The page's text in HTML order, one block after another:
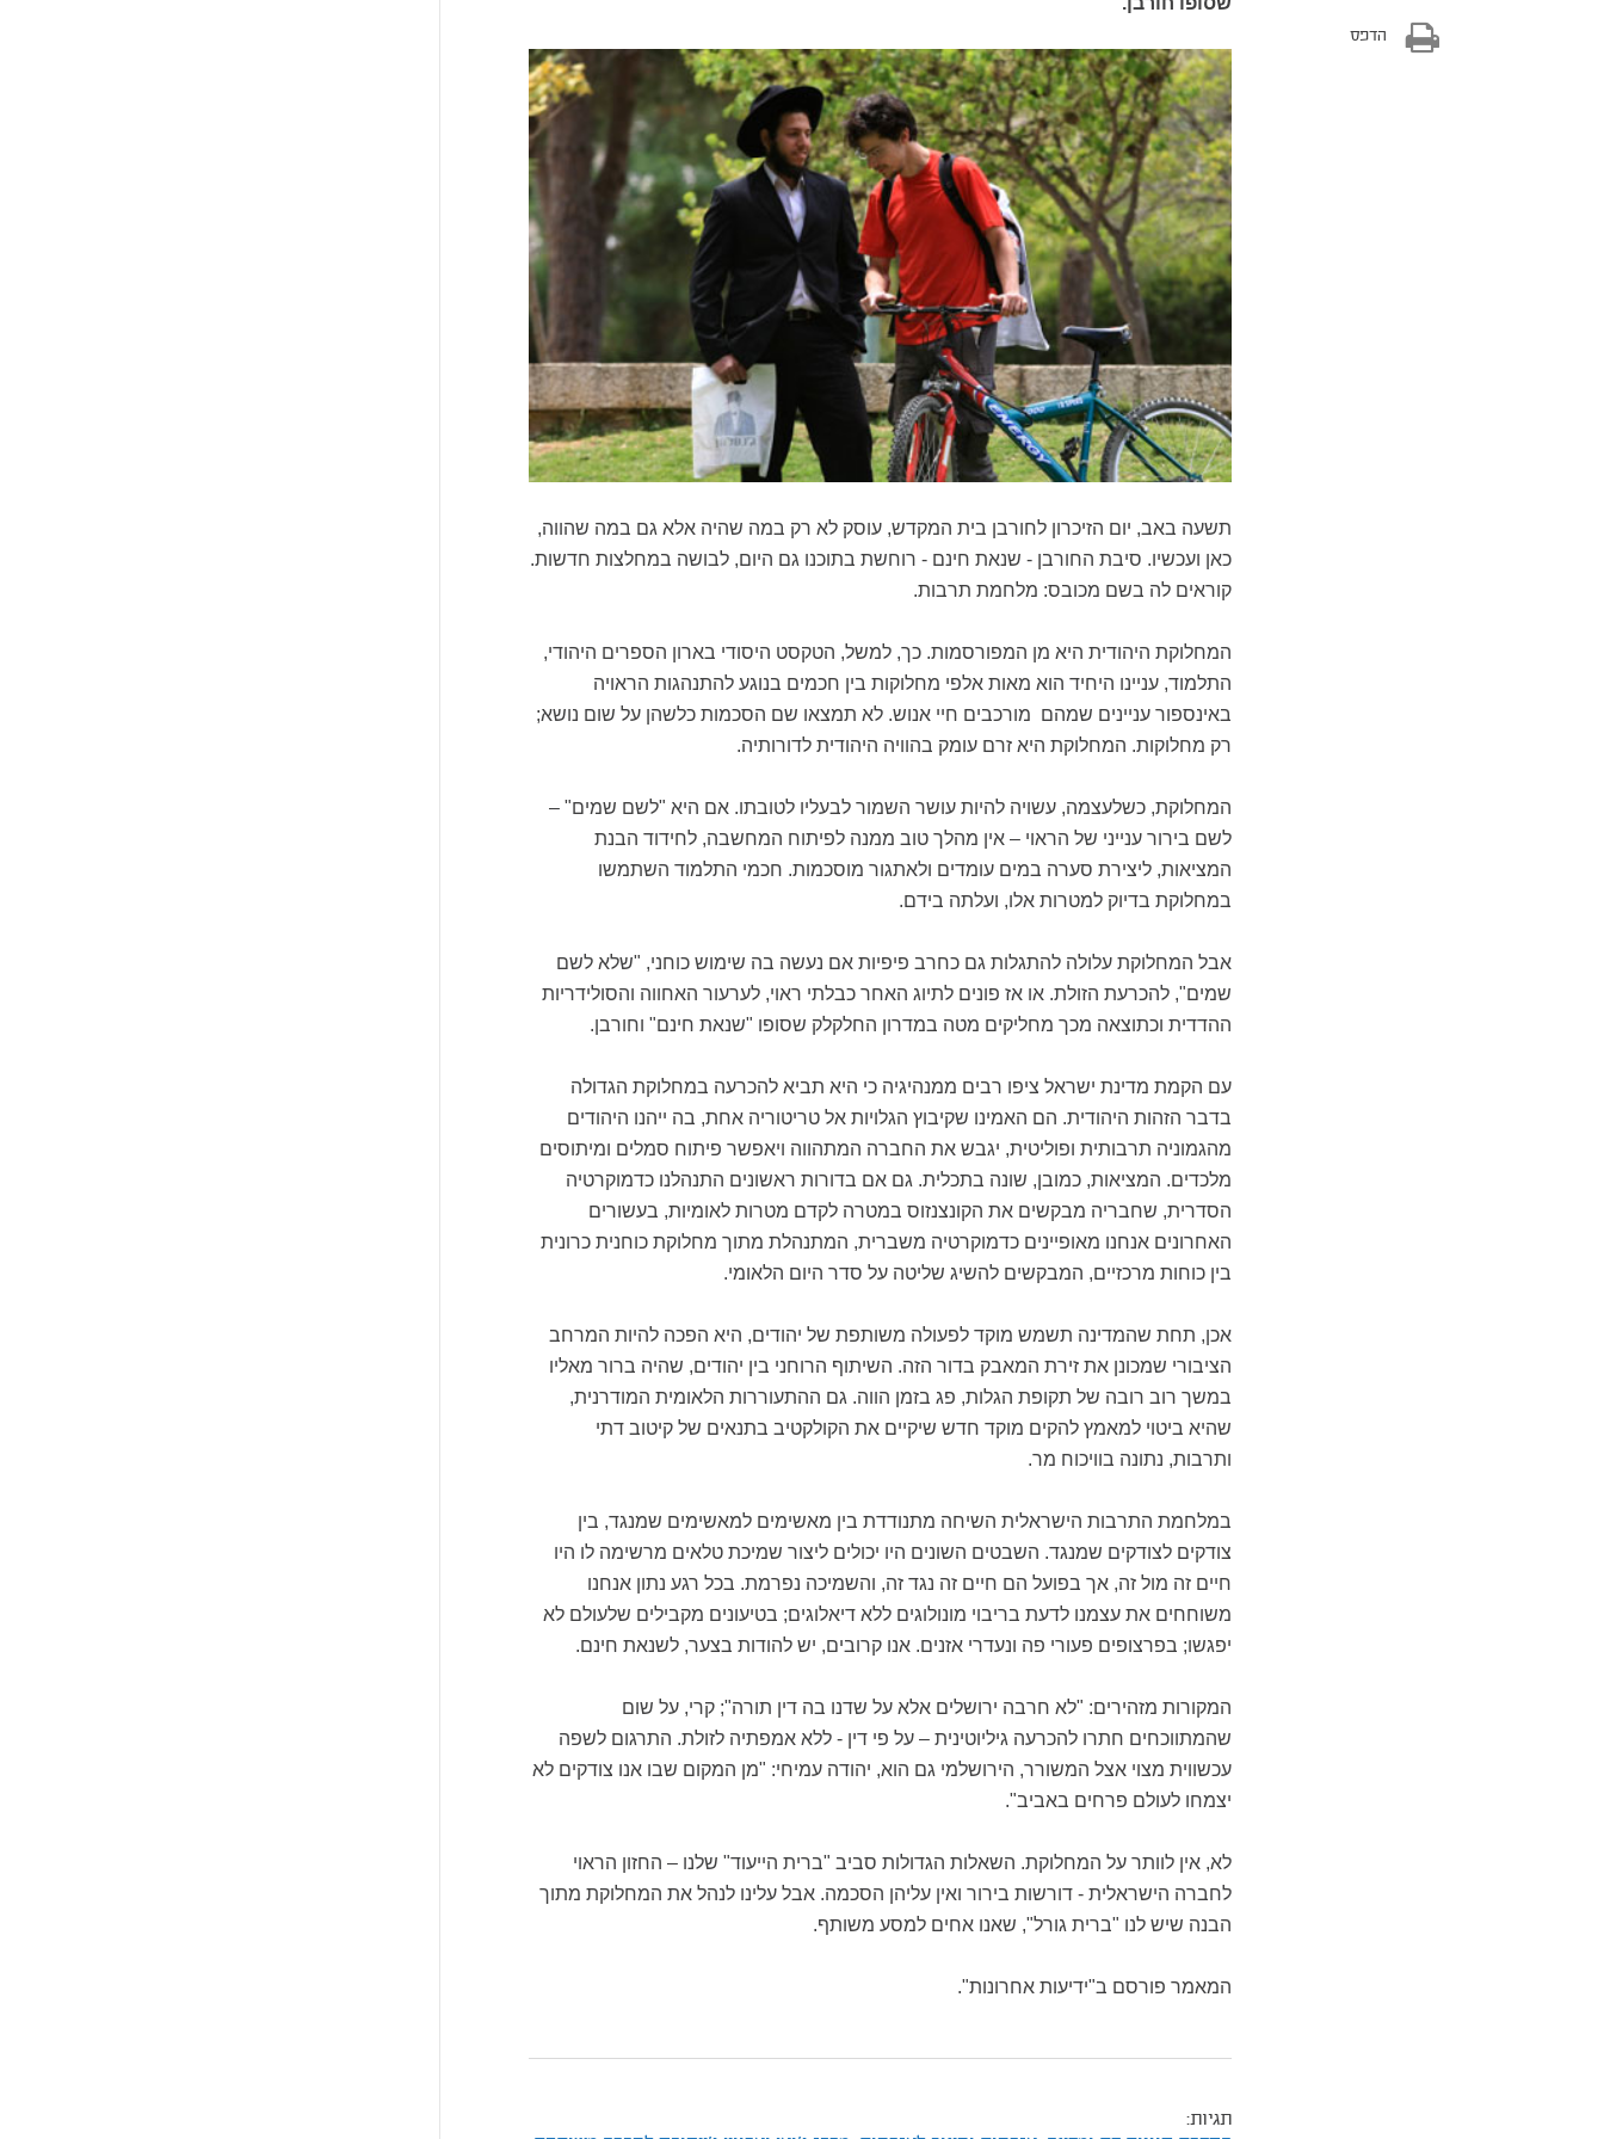
תשעה באב, יום הזיכרון לחורבן בית המקדש, עוסק לא רק במה שהיה אלא גם במה שהווה,
כאן ועכשיו. סיבת החורבן - שנאת חינם - רוחשת בתוכנו גם היום, לבושה במחלצות חדשות.
קוראים לה בשם מכובס: מלחמת תרבות.
המחלוקת היהודית היא מן המפורסמות. כך, למשל, הטקסט היסודי בארון הספרים היהודי,
התלמוד, עניינו היחיד הוא מאות אלפי מחלוקות בין חכמים בנוגע להתנהגות הראויה
באינספור עניינים שמהם מורכבים חיי אנוש. לא תמצאו שם הסכמות כלשהן על שום נושא;
רק מחלוקות. המחלוקת היא זרם עומק בהוויה היהודית לדורותיה.
המחלוקת, כשלעצמה, עשויה להיות עושר השמור לבעליו לטובתו. אם היא "לשם שמים" –
לשם בירור ענייני של הראוי – אין מהלך טוב ממנה לפיתוח המחשבה, לחידוד הבנת
המציאות, ליצירת סערה במים עומדים ולאתגור מוסכמות. חכמי התלמוד השתמשו
במחלוקת בדיוק למטרות אלו, ועלתה בידם.
אבל המחלוקת עלולה להתגלות גם כחרב פיפיות אם נעשה בה שימוש כוחני, "שלא לשם
שמים", להכרעת הזולת. או אז פונים לתיוג האחר כבלתי ראוי, לערעור האחווה והסולידריות
ההדדית וכתוצאה מכך מחליקים מטה במדרון החלקלק שסופו "שנאת חינם" וחורבן.
עם הקמת מדינת ישראל ציפו רבים ממנהיגיה כי היא תביא להכרעה במחלוקת הגדולה
בדבר הזהות היהודית. הם האמינו שקיבוץ הגלויות אל טריטוריה אחת, בה ייהנו היהודים
מהגמוניה תרבותית ופוליטית, יגבש את החברה המתהווה ויאפשר פיתוח סמלים ומיתוסים
מלכדים. המציאות, כמובן, שונה בתכלית. גם אם בדורות ראשונים התנהלנו כדמוקרטיה
הסדרית, שחבריה מבקשים את הקונצנזוס במטרה לקדם מטרות לאומיות, בעשורים
האחרונים אנחנו מאופיינים כדמוקרטיה משברית, המתנהלת מתוך מחלוקת כוחנית כרונית
בין כוחות מרכזיים, המבקשים להשיג שליטה על סדר היום הלאומי.
אכן, תחת שהמדינה תשמש מוקד לפעולה משותפת של יהודים, היא הפכה להיות המרחב
הציבורי שמכונן את זירת המאבק בדור הזה. השיתוף הרוחני בין יהודים, שהיה ברור מאליו
במשך רוב רובה של תקופת הגלות, פג בזמן הווה. גם ההתעוררות הלאומית המודרנית,
שהיא ביטוי למאמץ להקים מוקד חדש שיקיים את הקולקטיב בתנאים של קיטוב דתי
ותרבות, נתונה בוויכוח מר.
במלחמת התרבות הישראלית השיחה מתנודדת בין מאשימים למאשימים שמנגד, בין
צודקים לצודקים שמנגד. השבטים השונים היו יכולים ליצור שמיכת טלאים מרשימה לו היו
חיים זה מול זה, אך בפועל הם חיים זה נגד זה, והשמיכה נפרמת. בכל רגע נתון אנחנו
משוחחים את עצמנו לדעת בריבוי מונולוגים ללא דיאלוגים; בטיעונים מקבילים שלעולם לא
יפגשו; בפרצופים פעורי פה ונעדרי אזנים. אנו קרובים, יש להודות בצער, לשנאת חינם.
המקורות מזהירים: "לא חרבה ירושלים אלא על שדנו בה דין תורה"; קרי, על שום
שהמתווכחים חתרו להכרעה גיליוטינית – על פי דין - ללא אמפתיה לזולת. התרגום לשפה
עכשווית מצוי אצל המשורר, הירושלמי גם הוא, יהודה עמיחי: "מן המקום שבו אנו צודקים לא
יצמחו לעולם פרחים באביב".
לא, אין לוותר על המחלוקת. השאלות הגדולות סביב "ברית הייעוד" שלנו – החזון הראוי
לחברה הישראלית - דורשות בירור ואין עליהן הסכמה. אבל עלינו לנהל את המחלוקת מתוך
הבנה שיש לנו "ברית גורל", שאנו אחים למסע משותף.
המאמר פורסם ב"ידיעות אחרונות".
תגיות:
הדפס